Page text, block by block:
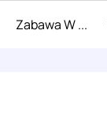
Zabawa W ...